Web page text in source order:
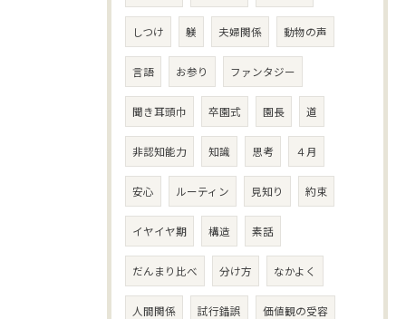
しつけ 躾 夫婦関係 動物の声
言語 お参り ファンタジー
聞き耳頭巾 卒園式 園長 道
非認知能力 知識 思考 ４月
安心 ルーティン 見知り 約束
イヤイヤ期 構造 素話
だんまり比べ 分け方 なかよく
人間関係 試行錯誤 価値観の受容